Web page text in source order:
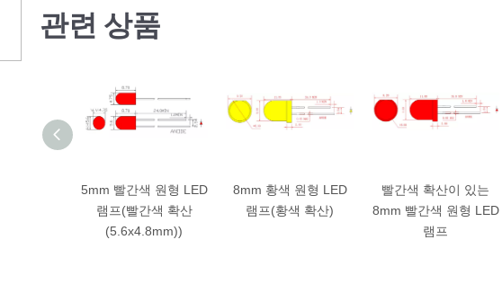
관련 상품
5mm 빨간색 원형 LED
램프(빨간색 확산
(5.6x4.8mm))
8mm 황색 원형 LED
램프(황색 확산)
빨간색 확산이 있는
8mm 빨간색 원형 LED
램프